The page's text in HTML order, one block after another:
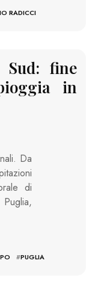
RADICCI
Sud: fine
in
Da
di
#PUGLIA